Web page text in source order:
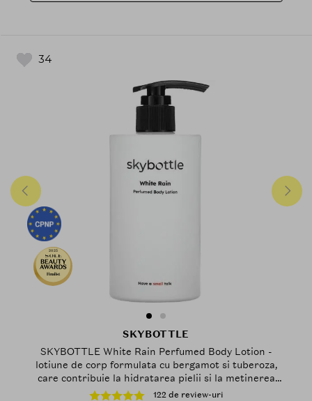
34
2025
Finalist
SKYBOTTLE
SKYBOTTLE White Rain Perfumed Body Lotion -
lotiune de corp formulata cu bergamot si tuberoza,
care contribuie la hidratarea pielii si la metinerea
barierei naturale de hidratare - 300 ml
122 de review-uri